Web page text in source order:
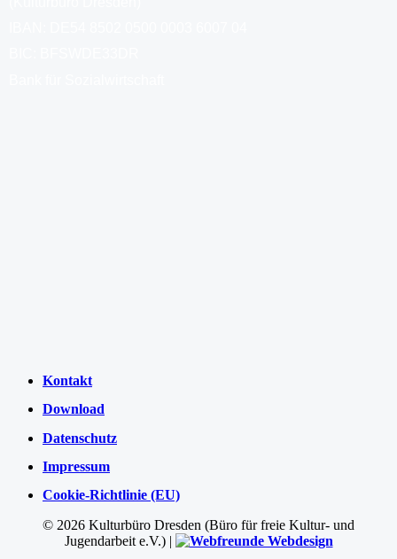
Kontakt
Download
Datenschutz
Impressum
Cookie-Richtlinie (EU)
© 2026 Kulturbüro Dresden (Büro für freie Kultur- und
Jugendarbeit e.V.) |